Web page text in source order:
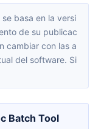
de su publicac
cambiar con las a
del software. Si
Batch Tool